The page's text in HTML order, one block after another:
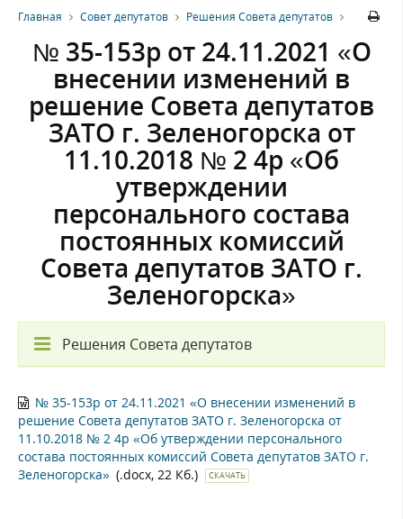
Главная Совет депутатов Решения Совета депутатов
№ 35-153р от 24.11.2021 «О
внесении изменений в
решение Совета депутатов
ЗАТО г. Зеленогорска от
11.10.2018 № 2 4р «Об
утверждении
персонального состава
постоянных комиссий
Совета депутатов ЗАТО г.
Зеленогорска»
Решения Совета депутатов
№ 35-153р от 24.11.2021 «О внесении изменений в
решение Совета депутатов ЗАТО г. Зеленогорска от
11.10.2018 № 2 4р «Об утверждении персонального
состава постоянных комиссий Совета депутатов ЗАТО г.
Зеленогорска» (.docx, 22 Кб.) СКАЧАТЬ